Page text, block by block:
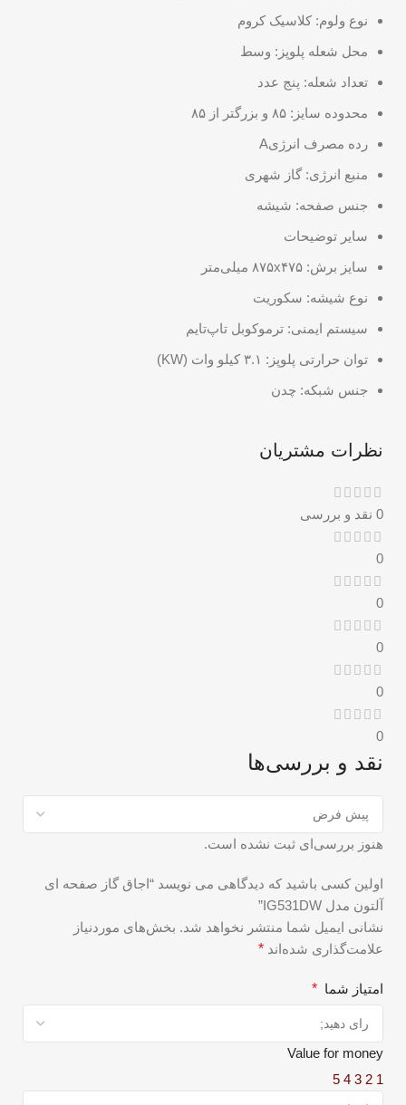
نوع ولوم: کلاسیک کروم
محل شعله پلوپز: وسط
تعداد شعله: پنج عدد
محدوده سایز: ۸۵ و بزرگتر از ۸۵
رده مصرف انرژیA
منبع انرژی: گاز شهری
جنس صفحه: شیشه
سایر توضیحات
سایز برش: ۸۷۵x۴۷۵ میلی‌متر
نوع شیشه: سکوریت
سیستم ایمنی: ترموکوبل تاپ‌تایم
توان حرارتی پلوپز: ۳.۱ کیلو وات (KW)
جنس شبکه: چدن
نظرات مشتریان
0 نقد و بررسی
0
0
0
0
0
نقد و بررسی‌ها
هنوز بررسی‌ای ثبت نشده است.
اولین کسی باشید که دیدگاهی می نویسد “اجاق گاز صفحه ای
آلتون مدل IG531DW”
نشانی ایمیل شما منتشر نخواهد شد. بخش‌های موردنیاز
علامت‌گذاری شده‌اند *
امتیاز شما *
Value for money
1
2
3
4
5